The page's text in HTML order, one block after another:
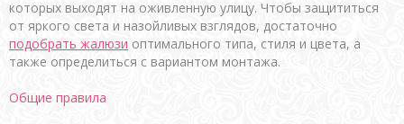
которых выходят на оживленную улицу. Чтобы защититься
от яркого света и назойливых взглядов, достаточно
подобрать жалюзи оптимального типа, стиля и цвета, а
также определиться с вариантом монтажа.
Общие правила